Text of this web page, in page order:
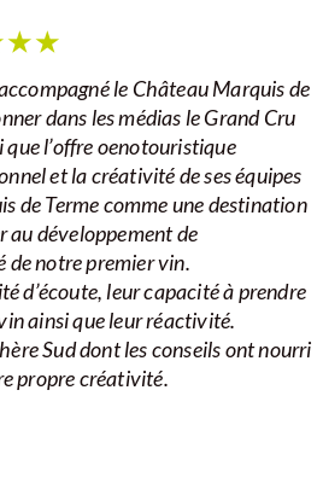
★★
le Château Marquis de
dans les médias le Grand Cru
que l’offre oenotouristique
et la créativité de ses équipes
de Terme comme une destination
au développement de
de notre premier vin.
d’écoute, leur capacité à prendre
ainsi que leur réactivité.
Sud dont les conseils ont nourri
propre créativité.